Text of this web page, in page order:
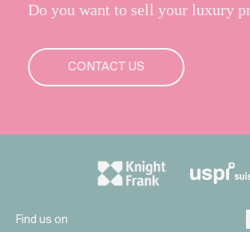
Do you want to sell your luxury
CONTACT US
Find us on